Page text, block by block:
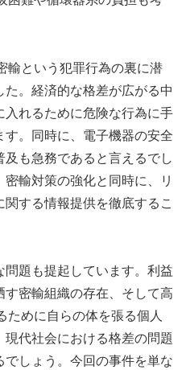
輸という犯罪行為の裏に潜
。経済的な格差が広がる中
れるために危険な行為に手
。同時に、電子機器の安全
も急務であると言えるでし
輸対策の強化と同時に、リ
する情報提供を徹底するこ
題も提起しています。利益
密輸組織の存在、そして高
ために自らの体を張る個人
代社会における格差の問題
しょう。今回の事件を単な